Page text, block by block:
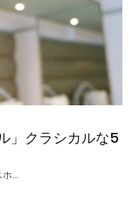
」クラシカルな5
ホ…